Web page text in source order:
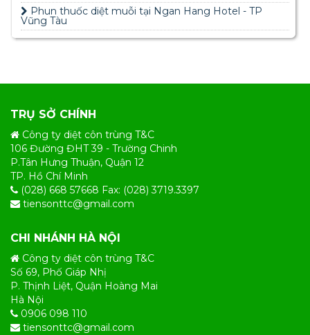
Phun thuốc diệt muỗi tại Ngan Hang Hotel - TP
Vũng Tàu
TRỤ SỞ CHÍNH
Công ty diệt côn trùng T&C
106 Đường ĐHT 39 - Trường Chinh
P.Tân Hưng Thuận, Quận 12
TP. Hồ Chí Minh
(028) 668 57668 Fax: (028) 3719.3397
tiensonttc@gmail.com
CHI NHÁNH HÀ NỘI
Công ty diệt côn trùng T&C
Số 69, Phố Giáp Nhị
P. Thịnh Liệt, Quận Hoàng Mai
Hà Nội
0906 098 110
tiensonttc@gmail.com